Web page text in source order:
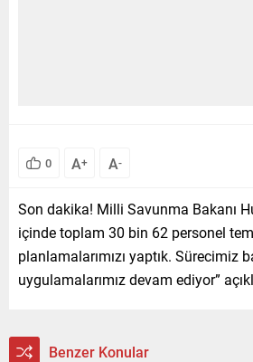
0 A+ A-
Son dakika! Milli Savunma Bakanı
içinde toplam 30 bin 62 personel
planlamalarımızı yaptık. Sürecimiz
uygulamalarımız devam ediyor”
Benzer Konular